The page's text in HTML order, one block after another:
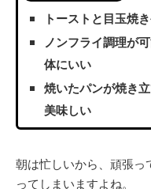
トーストと目玉焼
ノンフライ調理が
体にいい
焼いたパンが焼き
美味しい
朝は忙しいから、頑張っ
ってしまいますよね。